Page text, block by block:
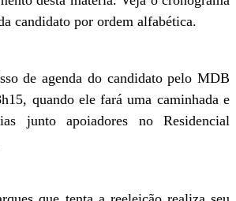
candidato por ordem alfabética.
de agenda do candidato pelo MDB
quando ele fará uma caminhada e
junto apoiadores no Residencial